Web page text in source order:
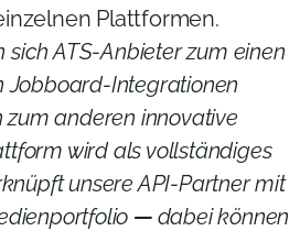
Plattformen.
sich ATS-Anbieter zum einen
Jobboard-Integrationen
anderen innovative
wird als vollständiges
unsere API-Partner mit
—dabei können